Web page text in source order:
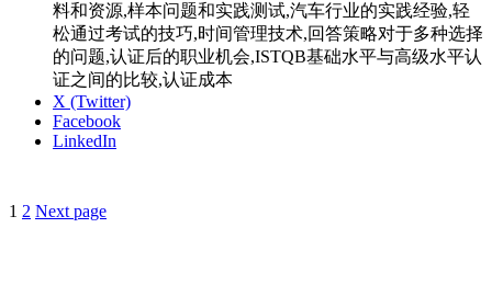
料和资源,样本问题和实践测试,汽车行业的实践经验,轻
松通过考试的技巧,时间管理技术,回答策略对于多种选择
的问题,认证后的职业机会,ISTQB基础水平与高级水平认
证之间的比较,认证成本
X (Twitter)
Facebook
LinkedIn
文
Page
1 Page
2 Next page